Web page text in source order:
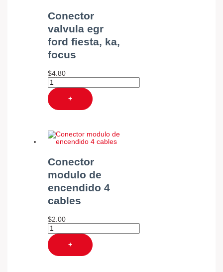
Conector
valvula egr
ford fiesta, ka,
focus
$4.80
+
Conector
modulo de
encendido 4
cables
$2.00
+